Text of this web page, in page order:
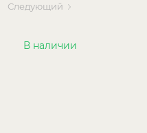
Следующий
В наличии